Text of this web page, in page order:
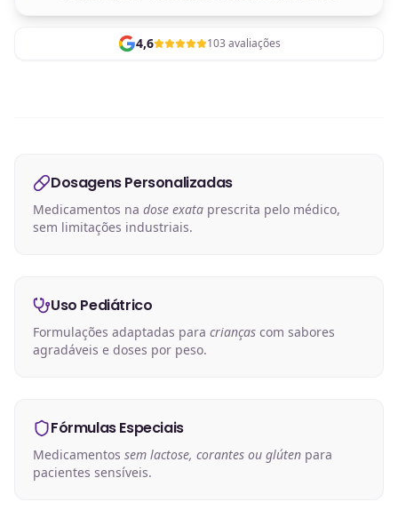
4,6 103 avaliações
Dosagens Personalizadas
Medicamentos na dose exata prescrita pelo médico,
sem limitações industriais.
Uso Pediátrico
Formulações adaptadas para crianças com sabores
agradáveis e doses por peso.
Fórmulas Especiais
Medicamentos sem lactose, corantes ou glúten para
pacientes sensíveis.